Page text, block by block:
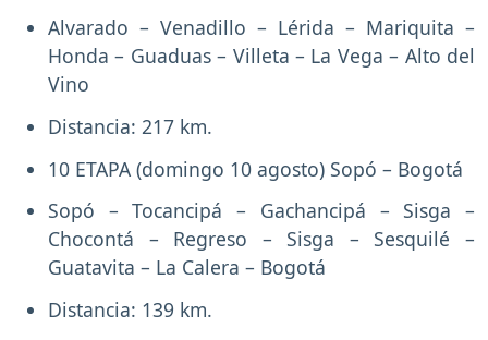
Alvarado – Venadillo – Lérida – Mariquita –
Honda – Guaduas – Villeta – La Vega – Alto del
Vino
Distancia: 217 km.
10 ETAPA (domingo 10 agosto) Sopó – Bogotá
Sopó – Tocancipá – Gachancipá – Sisga –
Chocontá – Regreso – Sisga – Sesquilé –
Guatavita – La Calera – Bogotá
Distancia: 139 km.